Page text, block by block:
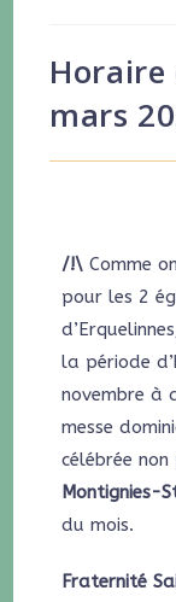
Horaire
mars
/!\ Comme
pour les 2
la période
novembre à
messe
célébrée
Montignies-
du mois.
Fraternité